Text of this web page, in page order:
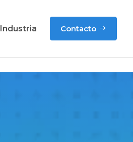
Industria Contacto